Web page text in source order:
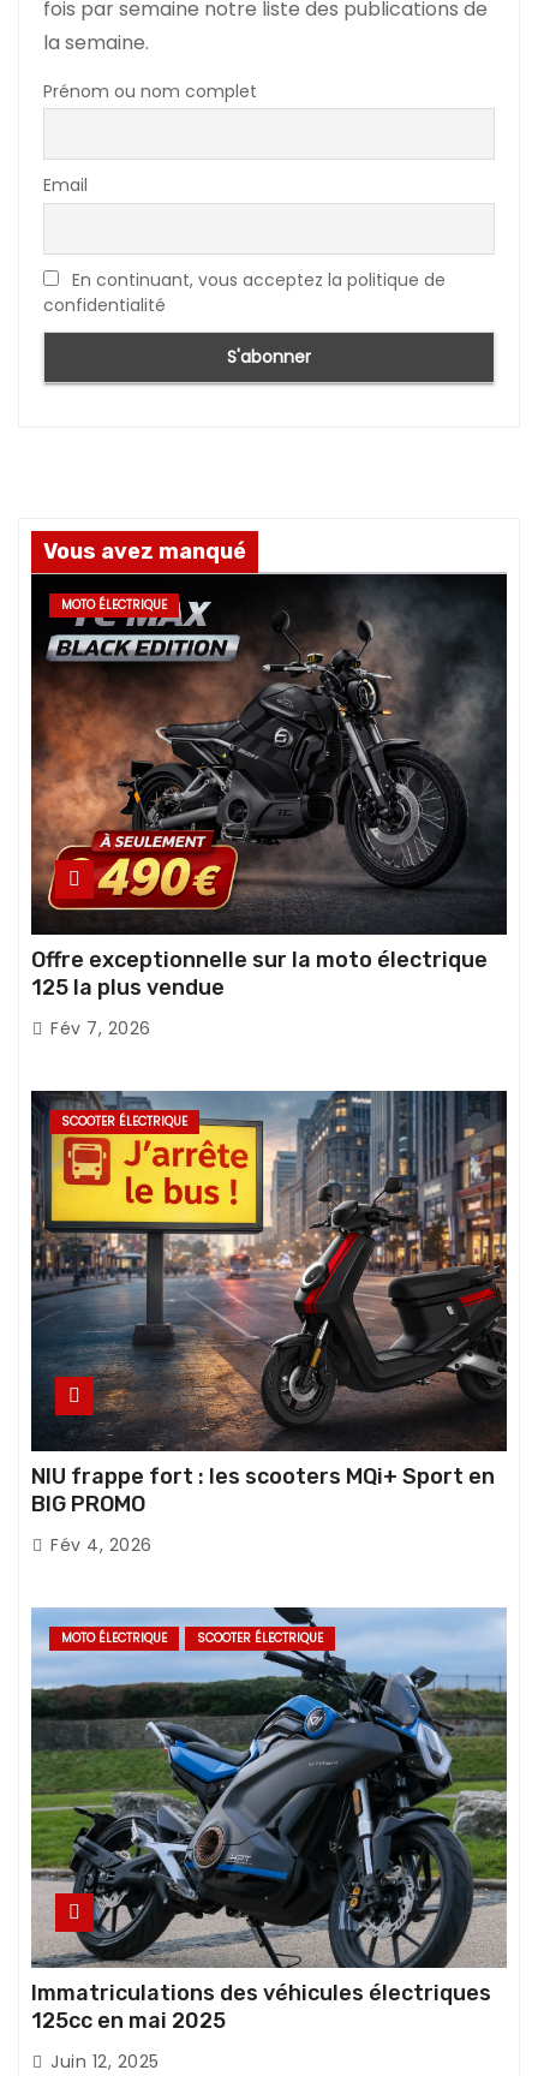
fois par semaine notre liste des publications de
la semaine.
Prénom ou nom complet
Email
En continuant, vous acceptez la politique de
confidentialité
Vous avez manqué
MOTO ÉLECTRIQUE
Offre exceptionnelle sur la moto électrique
125 la plus vendue
Fév 7, 2026
SCOOTER ÉLECTRIQUE
NIU frappe fort : les scooters MQi+ Sport en
BIG PROMO
Fév 4, 2026
MOTO ÉLECTRIQUE SCOOTER ÉLECTRIQUE
Immatriculations des véhicules électriques
125cc en mai 2025
Juin 12, 2025